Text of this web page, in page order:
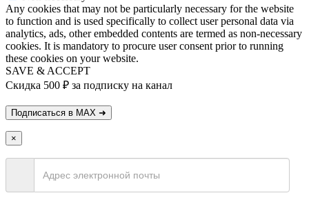
Any cookies that may not be particularly necessary for the website
to function and is used specifically to collect user personal data via
analytics, ads, other embedded contents are termed as non-necessary
cookies. It is mandatory to procure user consent prior to running
these cookies on your website.
SAVE & ACCEPT
Скидка 500 ₽ за подписку на канал
×